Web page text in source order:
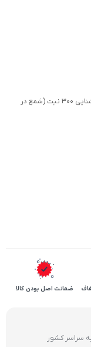
IPS level panel دارای حداکثر روشنایی ۳۰۰ نیت (شمع در
ضمانت اصل بودن کالا
سراسر کشور